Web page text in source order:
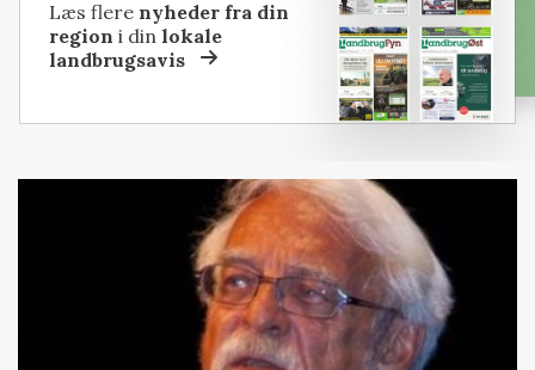
Læs flere nyheder fra din
region i dinlokale
landbrugsavis